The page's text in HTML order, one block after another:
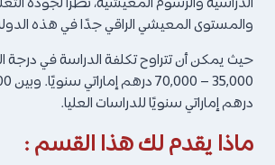
والمستوى المعيشي الراقي جدًا في هذه
حيث يمكن أن تتراوح تكلفة الدراسة في درجة
درهم إماراتي سنويًا للدراسات العليا.
ماذا يقدم لك هذا القسم :